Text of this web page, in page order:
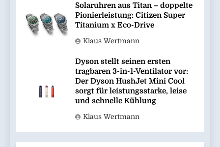
Solaruhren aus Titan – doppelte
Pionierleistung: Citizen Super
Titanium x Eco-Drive
Klaus Wertmann
Dyson stellt seinen ersten
tragbaren 3-in-1-Ventilator vor:
Der Dyson HushJet Mini Cool
sorgt für leistungsstarke, leise
und schnelle Kühlung
Klaus Wertmann